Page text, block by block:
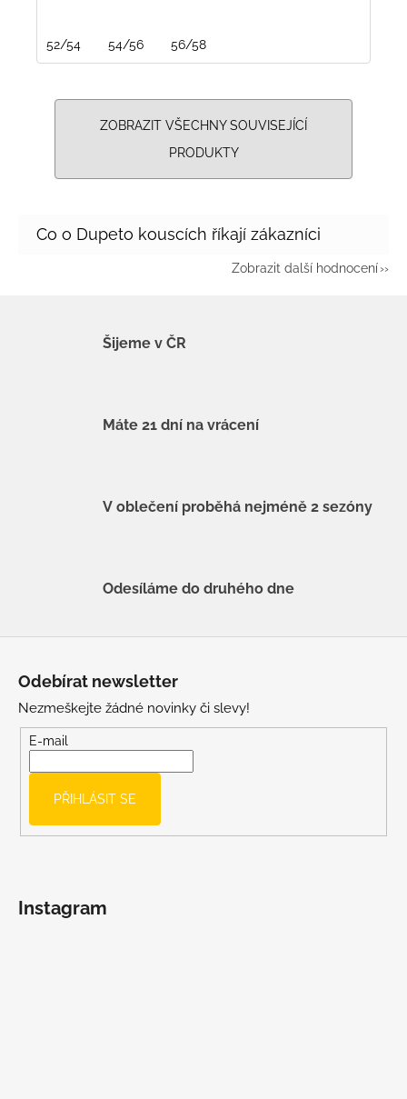
52/54 54/56 56/58
ZOBRAZIT VŠECHNY SOUVISEJÍCÍ
PRODUKTY
Zobrazit další hodnocení
Šijeme v ČR
Máte 21 dní na vrácení
V oblečení proběhá nejméně 2 sezóny
Odesíláme do druhého dne
Odebírat newsletter
Nezmeškejte žádné novinky či slevy!
E-mail
PŘIHLÁSIT SE
Instagram